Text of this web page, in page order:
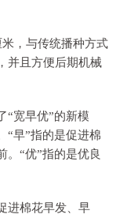
，与传统播种方式
并且方便后期机械
“宽早优”的新模
“早”指的是促进棉
。“优”指的是优良
进棉花早发、早